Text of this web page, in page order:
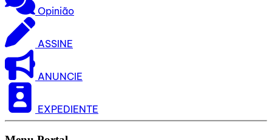
Opinião
ASSINE
ANUNCIE
EXPEDIENTE